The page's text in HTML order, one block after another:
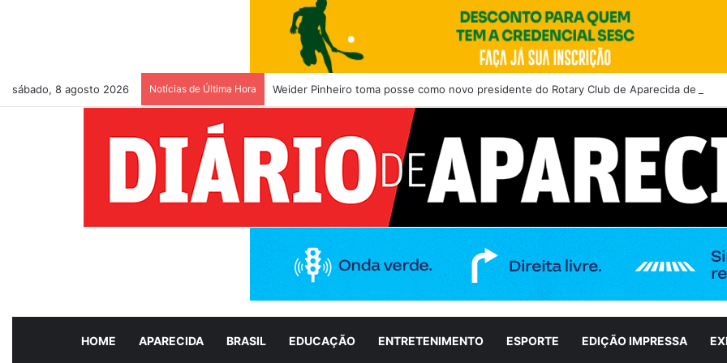
sábado, 8 agosto 2026 Notícias de Última Hora Weider Pinheiro toma posse como novo presidente do Rotary Club de Aparecida de
HOME APARECIDA BRASIL EDUCAÇÃO ENTRETENIMENTO ESPORTE EDIÇÃO IMPRESSA